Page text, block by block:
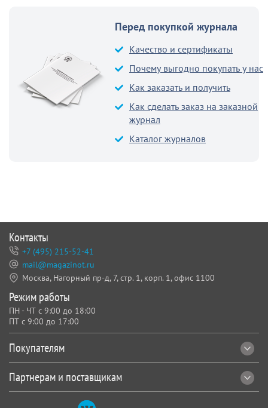
Перед покупкой журнала
Качество и сертификаты
Почему выгодно покупать у нас
Как заказать и получить
Как сделать заказ на заказной
журнал
Каталог журналов
Покупателям
Партнерам и поставщикам
Контакты
+7 (495) 215-52-41
mail@magazinot.ru
Москва, Нагорный пр-д, 7, стр. 1, корп. 1, офис 1100
Режим работы
ПН - ЧТ с 9:00 до 18:00
ПТ с 9:00 до 17:00